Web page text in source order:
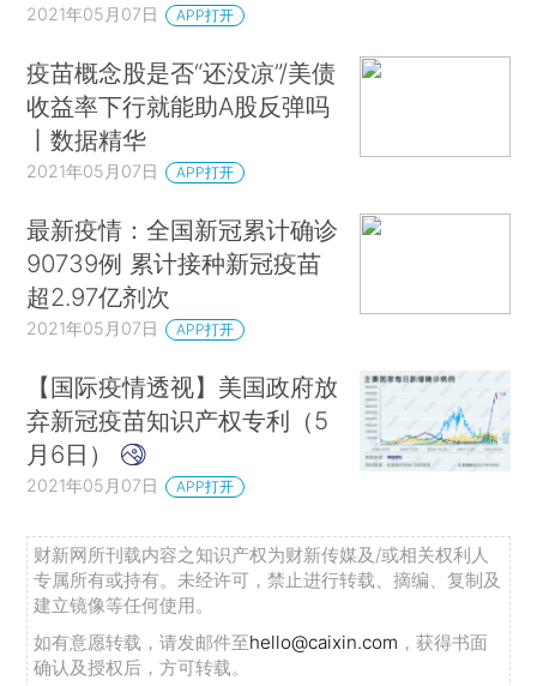
2021年05月07日 APP打开
疫苗概念股是否“还没凉”/美债
收益率下行就能助A股反弹吗
丨数据精华
2021年05月07日 APP打开
最新疫情：全国新冠累计确诊
90739例 累计接种新冠疫苗
超2.97亿剂次
2021年05月07日 APP打开
【国际疫情透视】美国政府放
弃新冠疫苗知识产权专利（5
月6日）
2021年05月07日 APP打开
财新网所刊载内容之知识产权为财新传媒及/或相关权利人
专属所有或持有。未经许可，禁止进行转载、摘编、复制及
建立镜像等任何使用。
如有意愿转载，请发邮件至hello@caixin.com ，获得书面
确认及授权后，方可转载。